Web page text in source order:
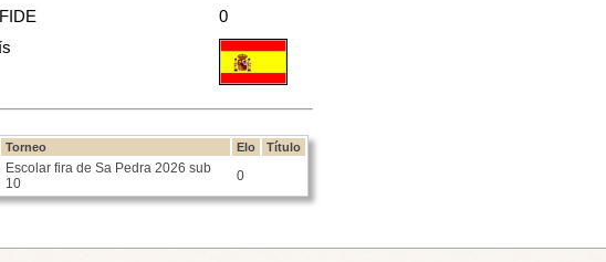
0
Torneo Elo Título
Escolar fira de Sa Pedra 2026 sub
10
0